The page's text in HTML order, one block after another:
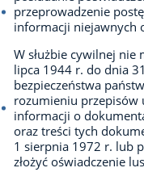
przeprowadzenie
informacji niejawnych
W służbie cywilnej
lipca 1944 r. do dnia
bezpieczeństwa
rozumieniu przepisów
informacji o
oraz treści tych
1 sierpnia 1972 r. lub
złożyć oświadczenie